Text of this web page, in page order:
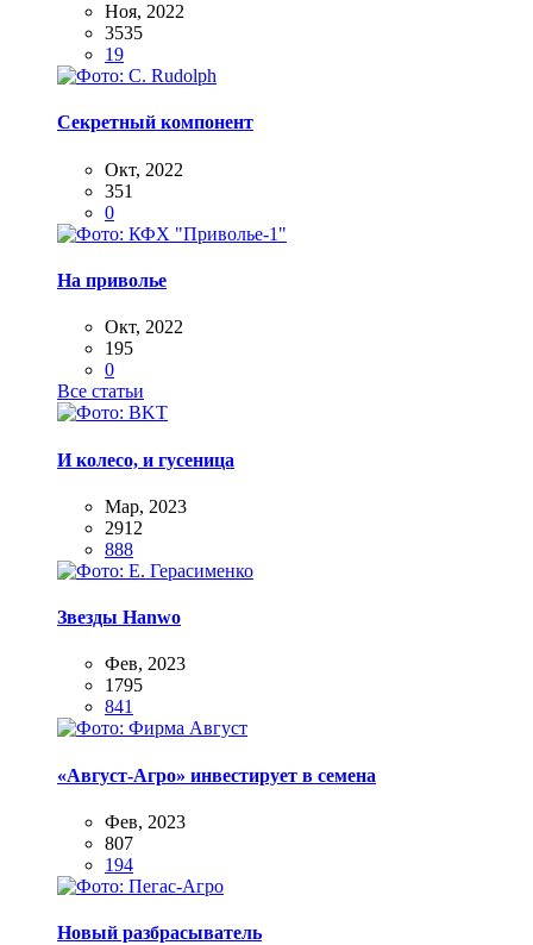
Ноя, 2022
3535
19
Секретный компонент
Окт, 2022
351
0
На приволье
Окт, 2022
195
0
Все статьи
И колесо, и гусеница
Мар, 2023
2912
888
Звезды Hanwo
Фев, 2023
1795
841
«Август-Агро» инвестирует в семена
Фев, 2023
807
194
Новый разбрасыватель